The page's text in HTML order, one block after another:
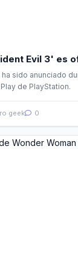
Evil 3' es
sido anunciado
de PlayStation.
geek 0